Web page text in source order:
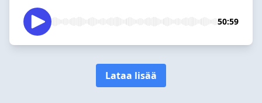
50:59
Lataa lisää